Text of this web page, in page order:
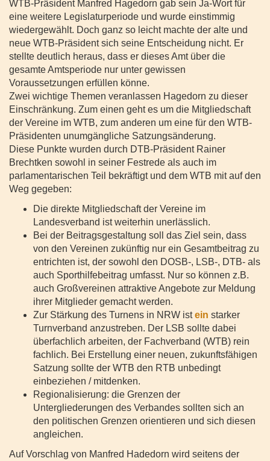
WTB-Präsident Manfred Hagedorn gab sein Ja-Wort für
eine weitere Legislaturperiode und wurde einstimmig
wiedergewählt. Doch ganz so leicht machte der alte und
neue WTB-Präsident sich seine Entscheidung nicht. Er
stellte deutlich heraus, dass er dieses Amt über die
gesamte Amtsperiode nur unter gewissen
Voraussetzungen erfüllen könne.
Zwei wichtige Themen veranlassen Hagedorn zu dieser
Einschränkung. Zum einen geht es um die Mitgliedschaft
der Vereine im WTB, zum anderen um eine für den WTB-
Präsidenten unumgängliche Satzungsänderung.
Diese Punkte wurden durch DTB-Präsident Rainer
Brechtken sowohl in seiner Festrede als auch im
parlamentarischen Teil bekräftigt und dem WTB mit auf den
Weg gegeben:
Die direkte Mitgliedschaft der Vereine im
Landesverband ist weiterhin unerlässlich.
Bei der Beitragsgestaltung soll das Ziel sein, dass
von den Vereinen zukünftig nur ein Gesamtbeitrag zu
entrichten ist, der sowohl den DOSB-, LSB-, DTB- als
auch Sporthilfebeitrag umfasst. Nur so können z.B.
auch Großvereinen attraktive Angebote zur Meldung
ihrer Mitglieder gemacht werden.
Zur Stärkung des Turnens in NRW istein starker
Turnverband anzustreben. Der LSB sollte dabei
überfachlich arbeiten, der Fachverband (WTB) rein
fachlich. Bei Erstellung einer neuen, zukunftsfähigen
Satzung sollte der WTB den RTB unbedingt
einbeziehen / mitdenken.
Regionalisierung: die Grenzen der
Untergliederungen des Verbandes sollten sich an
den politischen Grenzen orientieren und sich diesen
angleichen.
Auf Vorschlag von Manfred Hadedorn wird seitens der